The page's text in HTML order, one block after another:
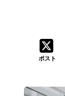
ポスト